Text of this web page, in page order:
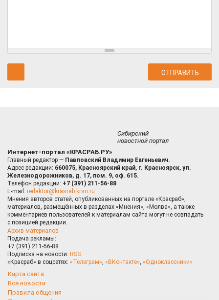
Сибирский
новостной портал
Интернет-портал «КРАСРАБ.РУ»
Главный редактор — Павловский Владимир Евгеньевич.
Адрес редакции: 660075, Красноярский край, г. Красноярск, ул.
Железнодорожников, д. 17, пом. 9, оф. 615.
Телефон редакции: +7 (391) 211-56-88
E-mail: redaktor@krasrab.krsn.ru
Мнения авторов статей, опубликованных на портале «Красраб»,
материалов, размещённых в разделах «Мнения», «Молва», а также
комментариев пользователей к материалам сайта могут не совпадать
с позицией редакции.
Архив материалов
Подача рекламы:
+7 (391) 211-56-88
Подписка на новости: RSS
«Красраб» в соцсетях: «Телеграм», «ВКонтакте», «Одноклассники»
Карта сайта
Все новости
Правила общения